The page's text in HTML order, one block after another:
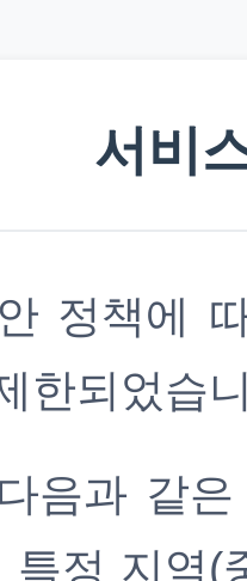
서비
정책에
한되었습
음과 같
특정 지역(